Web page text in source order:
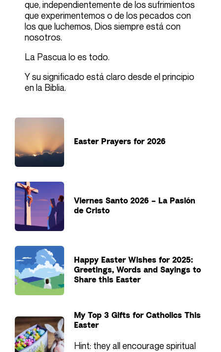
que, independientemente de los sufrimientos
que experimentemos o de los pecados con
los que luchemos, Dios siempre está con
nosotros.
La Pascua lo es todo.
Y su significado está claro desde el principio
en la Biblia.
Easter Prayers for 2026
Viernes Santo 2026 – La Pasión
de Cristo
Happy Easter Wishes for 2025:
Greetings, Words and Sayings to
Share this Easter
My Top 3 Gifts for Catholics This
Easter
Hint: they all encourage spiritual